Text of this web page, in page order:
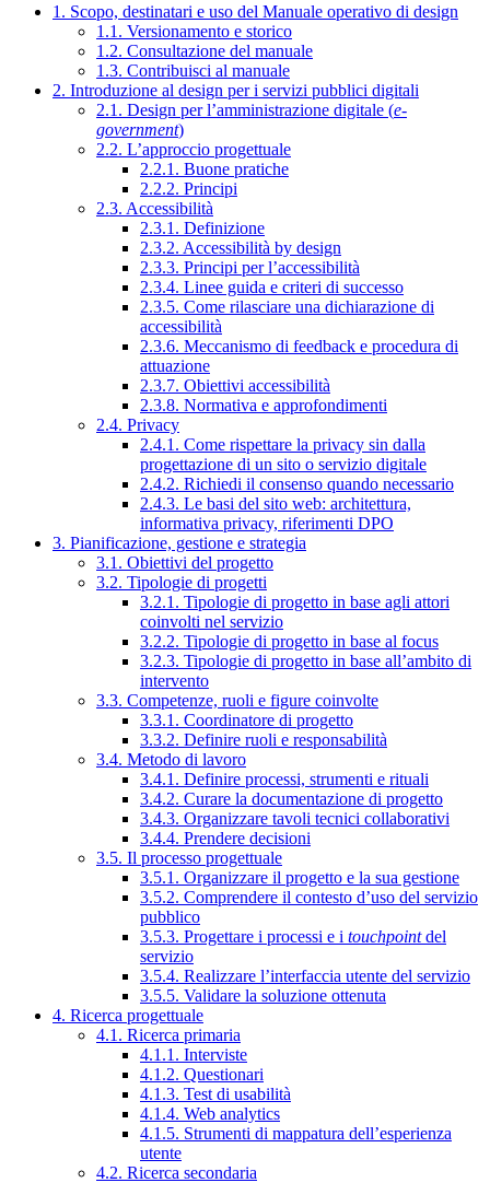
1. Scopo, destinatari e uso del Manuale operativo di design
1.1. Versionamento e storico
1.2. Consultazione del manuale
1.3. Contribuisci al manuale
2. Introduzione al design per i servizi pubblici digitali
2.1. Design per l’amministrazione digitale (e-
government)
2.2. L’approccio progettuale
2.2.1. Buone pratiche
2.2.2. Principi
2.3. Accessibilità
2.3.1. Definizione
2.3.2. Accessibilità by design
2.3.3. Principi per l’accessibilità
2.3.4. Linee guida e criteri di successo
2.3.5. Come rilasciare una dichiarazione di
accessibilità
2.3.6. Meccanismo di feedback e procedura di
attuazione
2.3.7. Obiettivi accessibilità
2.3.8. Normativa e approfondimenti
2.4. Privacy
2.4.1. Come rispettare la privacy sin dalla
progettazione di un sito o servizio digitale
2.4.2. Richiedi il consenso quando necessario
2.4.3. Le basi del sito web: architettura,
informativa privacy, riferimenti DPO
3. Pianificazione, gestione e strategia
3.1. Obiettivi del progetto
3.2. Tipologie di progetti
3.2.1. Tipologie di progetto in base agli attori
coinvolti nel servizio
3.2.2. Tipologie di progetto in base al focus
3.2.3. Tipologie di progetto in base all’ambito di
intervento
3.3. Competenze, ruoli e figure coinvolte
3.3.1. Coordinatore di progetto
3.3.2. Definire ruoli e responsabilità
3.4. Metodo di lavoro
3.4.1. Definire processi, strumenti e rituali
3.4.2. Curare la documentazione di progetto
3.4.3. Organizzare tavoli tecnici collaborativi
3.4.4. Prendere decisioni
3.5. Il processo progettuale
3.5.1. Organizzare il progetto e la sua gestione
3.5.2. Comprendere il contesto d’uso del servizio
pubblico
3.5.3. Progettare i processi e i touchpointdel
servizio
3.5.4. Realizzare l’interfaccia utente del servizio
3.5.5. Validare la soluzione ottenuta
4. Ricerca progettuale
4.1. Ricerca primaria
4.1.1. Interviste
4.1.2. Questionari
4.1.3. Test di usabilità
4.1.4. Web analytics
4.1.5. Strumenti di mappatura dell’esperienza
utente
4.2. Ricerca secondaria